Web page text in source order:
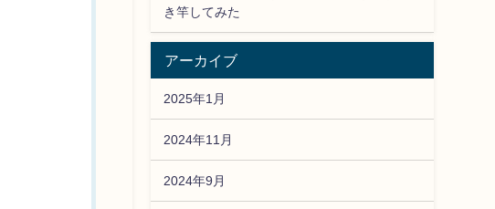
き竿してみた
アーカイブ
2025年1月
2024年11月
2024年9月